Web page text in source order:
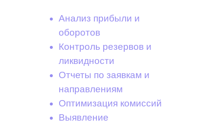
Анализ прибыли и
оборотов
Контроль резервов и
ликвидности
Отчеты по заявкам и
направлениям
Оптимизация комиссий
Выявление